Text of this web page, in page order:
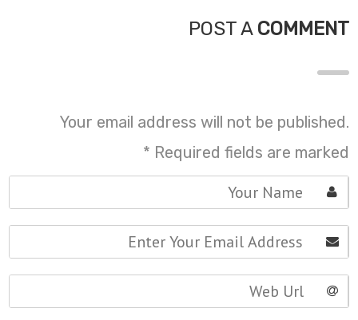
POST A COMMENT
Your email address will not be published.
Required fields are marked
*